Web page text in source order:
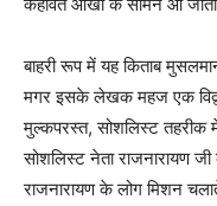
कहावत आँखों के सामने आ
बाहरी रूप में यह किताब
मगर इसके लेखक महज एक
मुल्‍कपरस्‍त, सोशलिस्‍ट तहरीक
सोशलिस्‍ट नेता राजनारायण
राजनारायण के लोग मिशन